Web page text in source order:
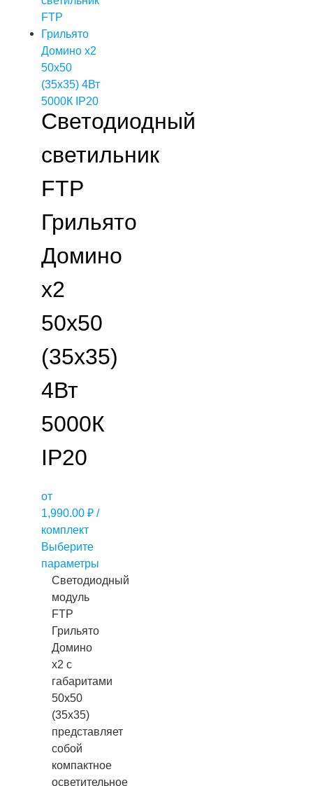
Светодиодный
светильник
FTP
Грильято
Домино
х2
50х50
(35х35)
4Вт
5000К
IP20
от
1,990.00 ₽ /
комплект
Выберите
параметры
Светодиодный
модуль
FTP
Грильято
Домино
х2 с
габаритами
50х50
(35х35)
представляет
собой
компактное
осветительное